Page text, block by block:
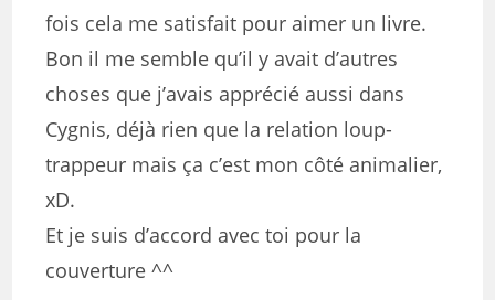
fois cela me satisfait pour aimer un livre.
Bon il me semble qu’il y avait d’autres
choses que j’avais apprécié aussi dans
Cygnis, déjà rien que la relation loup-
trappeur mais ça c’est mon côté animalier,
xD.
Et je suis d’accord avec toi pour la
couverture ^^